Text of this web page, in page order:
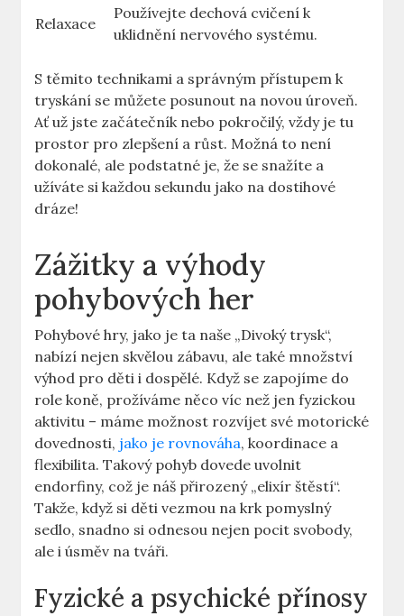
Relaxace
Používejte dechová cvičení k
uklidnění nervového systému.
S těmito technikami a správným přístupem k
tryskání se můžete posunout na novou úroveň.
Ať už jste začátečník nebo pokročilý, vždy je tu
prostor pro zlepšení a růst. Možná to není
dokonalé, ale podstatné je, že se snažíte a
užíváte si každou sekundu jako na dostihové
dráze!
Zážitky a výhody
pohybových her
Pohybové hry, jako je ta naše „Divoký trysk“,
nabízí nejen skvělou zábavu, ale také množství
výhod pro děti i dospělé. Když se zapojíme do
role koně, prožíváme něco víc než jen fyzickou
aktivitu – máme možnost rozvíjet své motorické
dovednosti, jako je rovnováha, koordinace a
flexibilita. Takový pohyb dovede uvolnit
endorfiny, což je náš přirozený „elixír štěstí“.
Takže, když si děti vezmou na krk pomyslný
sedlo, snadno si odnesou nejen pocit svobody,
ale i úsměv na tváři.
Fyzické a psychické přínosy